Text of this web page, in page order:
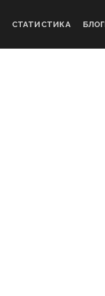
СТАТИСТИКА